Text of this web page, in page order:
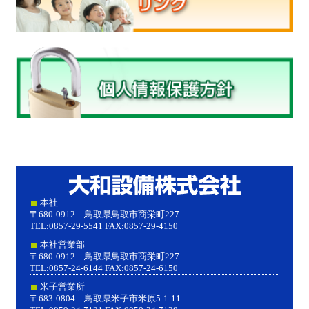
本社
〒680-0912 鳥取県鳥取市商栄町227
TEL:0857-29-5541 FAX:0857-29-4150
本社営業部
〒680-0912 鳥取県鳥取市商栄町227
TEL:0857-24-6144 FAX:0857-24-6150
米子営業所
〒683-0804 鳥取県米子市米原5-1-11